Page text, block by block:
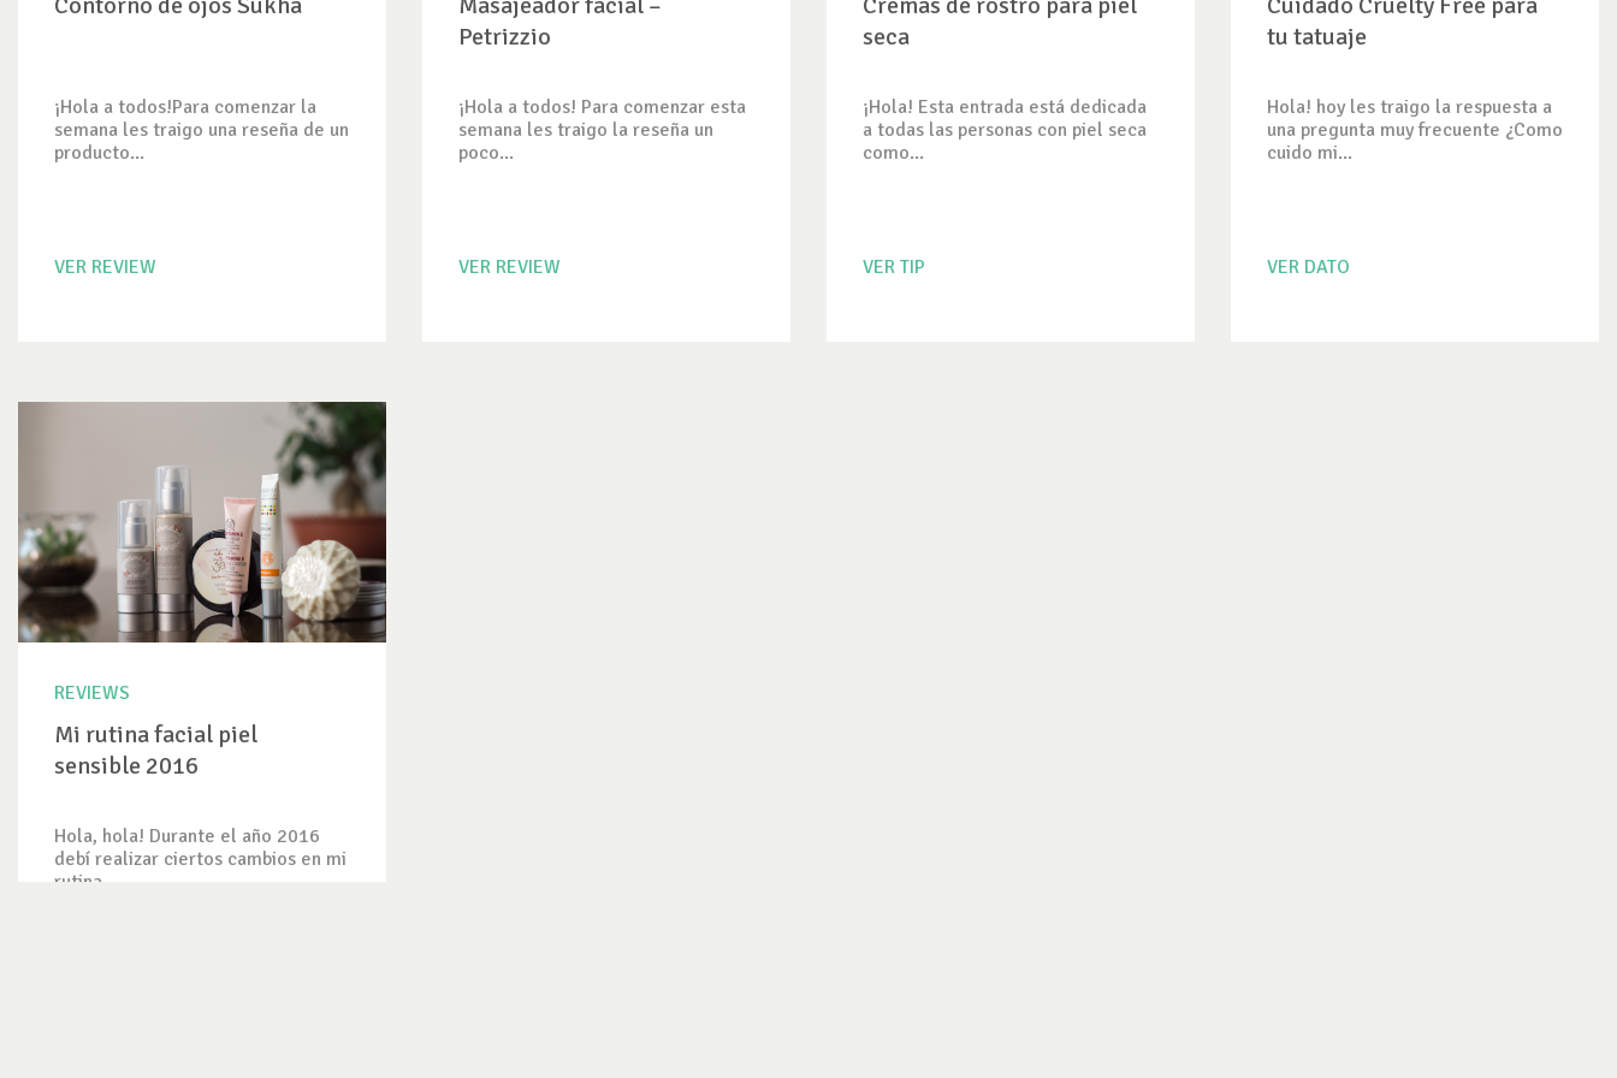
¡Hola a todos!Para comenzar la
semana les traigo una reseña de un
producto...
VER REVIEW
Petrizzio
¡Hola a todos! Para comenzar esta
semana les traigo la reseña un
poco...
VER REVIEW
seca
¡Hola! Esta entrada está dedicada
a todas las personas con piel seca
como...
VER TIP
tu tatuaje
Hola! hoy les traigo la respuesta a
una pregunta muy frecuente ¿Como
cuido mi...
VER DATO
REVIEWS
Mi rutina facial piel
sensible 2016
Hola, hola! Durante el año 2016
debí realizar ciertos cambios en mi
rutina...